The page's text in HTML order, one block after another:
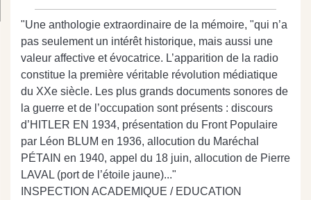
"Une anthologie extraordinaire de la mémoire, "qui n’a
pas seulement un intérêt historique, mais aussi une
valeur affective et évocatrice. L’apparition de la radio
constitue la première véritable révolution médiatique
du XXe siècle. Les plus grands documents sonores de
la guerre et de l’occupation sont présents : discours
d’HITLER EN 1934, présentation du Front Populaire
par Léon BLUM en 1936, allocution du Maréchal
PÉTAIN en 1940, appel du 18 juin, allocution de Pierre
LAVAL (port de l’étoile jaune)..."
INSPECTION ACADEMIQUE / EDUCATION